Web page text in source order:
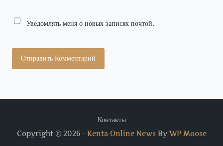
Уведомлять меня о новых записях почтой.
Контакты
Copyright © 2026 - Kenta Online NewsBy WP Moose